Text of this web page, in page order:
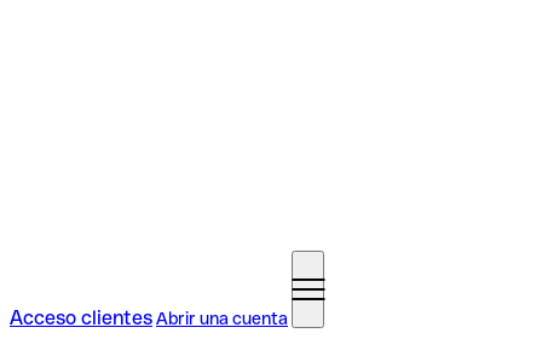
Acceso clientesAbrir una cuenta